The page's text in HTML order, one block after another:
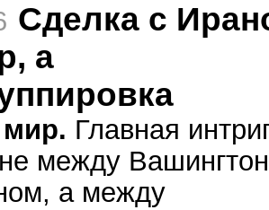
Сделка с
а
Главная
между
а между